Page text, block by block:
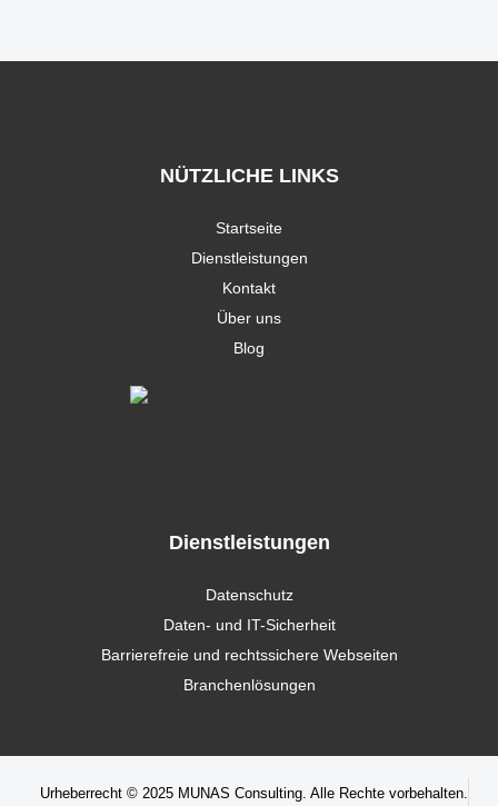
NÜTZLICHE LINKS
Startseite
Dienstleistungen
Kontakt
Über uns
Blog
Dienstleistungen
Datenschutz
Daten- und IT-Sicherheit
Barrierefreie und rechtssichere Webseiten
Branchenlösungen
Urheberrecht © 2025 MUNAS Consulting. Alle Rechte vorbehalten.